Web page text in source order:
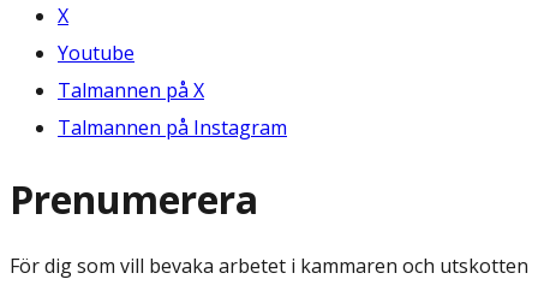
X
Youtube
Talmannen på X
Talmannen på Instagram
Prenumerera
För dig som vill bevaka arbetet i kammaren och utskotten